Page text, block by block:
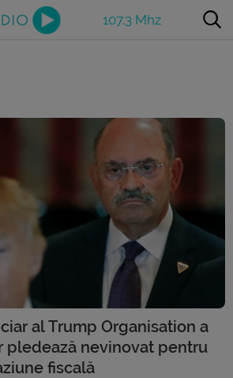
107.3 Mhz
al Trump Organisation a
pledează nevinovat pentru
fiscală